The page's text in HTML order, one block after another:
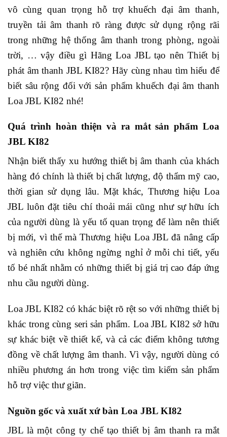
vô cùng quan trọng hỗ trợ khuếch đại âm thanh,
truyền tải âm thanh rõ ràng được sử dụng rộng rãi
trong những hệ thống âm thanh trong phòng, ngoài
trời, … vậy điều gì Hãng Loa JBL tạo nên Thiết bị
phát âm thanh JBL KI82? Hãy cùng nhau tìm hiểu để
biết sâu rộng đối với sản phẩm khuếch đại âm thanh
Loa JBL KI82 nhé!
Quá trình hoàn thiện và ra mắt sản phẩm Loa
JBL KI82
Nhận biết thấy xu hướng thiết bị âm thanh của khách
hàng đó chính là thiết bị chất lượng, độ thẩm mỹ cao,
thời gian sử dụng lâu. Mặt khác, Thương hiệu Loa
JBL luôn đặt tiêu chí thoải mái cũng như sự hữu ích
của người dùng là yếu tố quan trọng để làm nên thiết
bị mới, vì thế mà Thương hiệu Loa JBL đã nâng cấp
và nghiên cứu không ngừng nghỉ ở mỗi chi tiết, yếu
tố bé nhất nhằm có những thiết bị giá trị cao đáp ứng
nhu cầu người dùng.
Loa JBL KI82 có khác biệt rõ rệt so với những thiết bị
khác trong cùng seri sản phẩm. Loa JBL KI82 sở hữu
sự khác biệt về thiết kế, và cả các điểm không tương
đồng về chất lượng âm thanh. Vì vậy, người dùng có
nhiều phương án hơn trong việc tìm kiếm sản phẩm
hỗ trợ việc thư giãn.
Nguồn gốc và xuất xứ bàn Loa JBL KI82
JBL là một công ty chế tạo thiết bị âm thanh ra mắt